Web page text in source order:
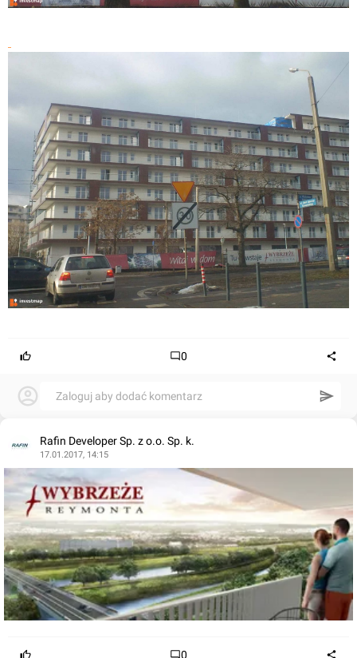
0
Zaloguj aby dodać komentarz
Rafin Developer Sp. z o.o. Sp. k.
17.01.2017, 14:15
0